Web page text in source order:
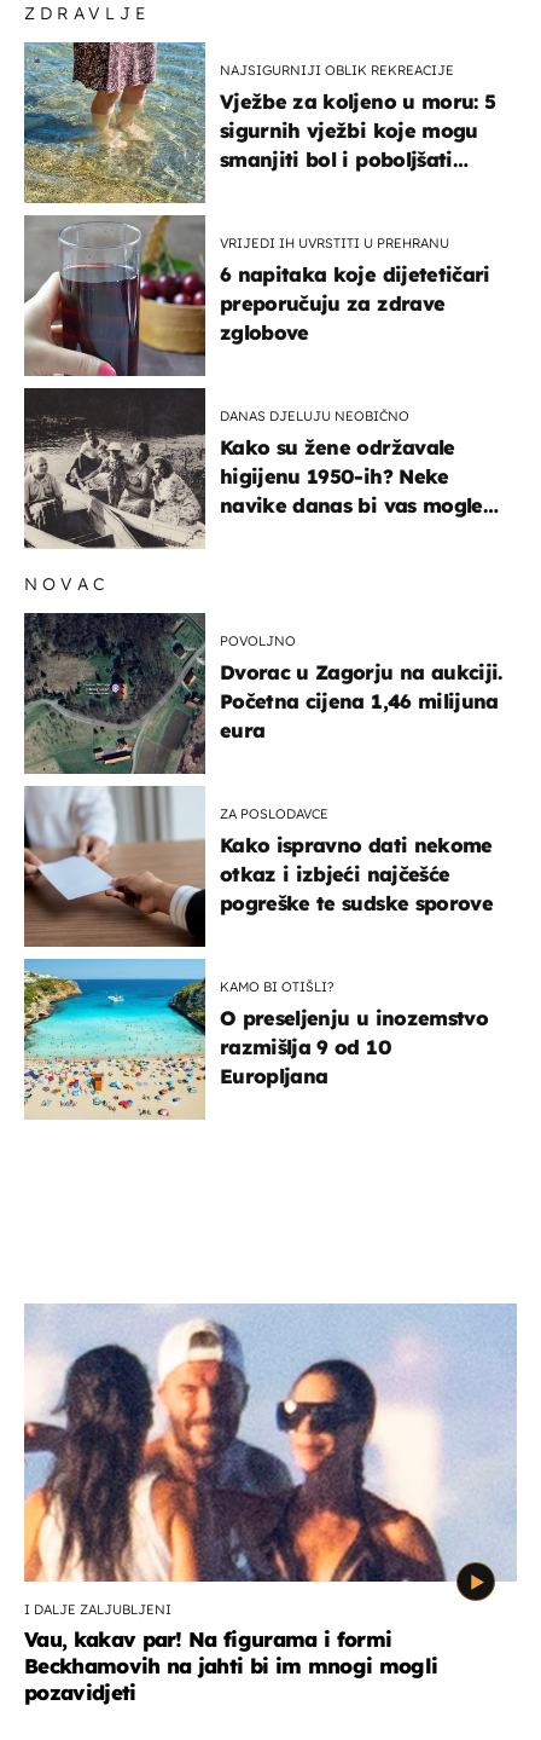
ZDRAVLJE
NAJSIGURNIJI OBLIK REKREACIJE
Vježbe za koljeno u moru: 5
sigurnih vježbi koje mogu
smanjiti bol i poboljšati
VRIJEDI IH UVRSTITI U PREHRANU
6 napitaka koje dijetetičari
preporučuju za zdrave
zglobove
DANAS DJELUJU NEOBIČNO
Kako su žene održavale
higijenu 1950-ih? Neke
navike danas bi vas mogle
NOVAC
POVOLJNO
Dvorac u Zagorju na aukciji.
Početna cijena 1,46 milijuna
eura
ZA POSLODAVCE
Kako ispravno dati nekome
otkaz i izbjeći najčešće
pogreške te sudske sporove
KAMO BI OTIŠLI?
O preseljenju u inozemstvo
razmišlja 9 od 10
Europljana
I DALJE ZALJUBLJENI
Vau, kakav par! Na figurama i formi
Beckhamovih na jahti bi im mnogi mogli
pozavidjeti